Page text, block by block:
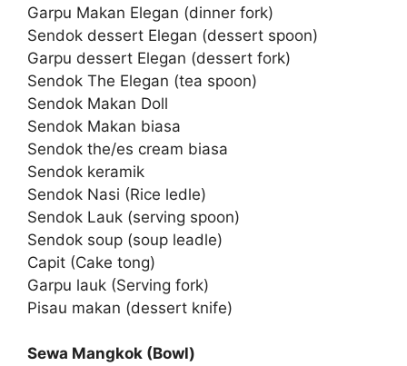
Garpu Makan Elegan (dinner fork)
Sendok dessert Elegan (dessert spoon)
Garpu dessert Elegan (dessert fork)
Sendok The Elegan (tea spoon)
Sendok Makan Doll
Sendok Makan biasa
Sendok the/es cream biasa
Sendok keramik
Sendok Nasi (Rice ledle)
Sendok Lauk (serving spoon)
Sendok soup (soup leadle)
Capit (Cake tong)
Garpu lauk (Serving fork)
Pisau makan (dessert knife)
Sewa Mangkok (Bowl)